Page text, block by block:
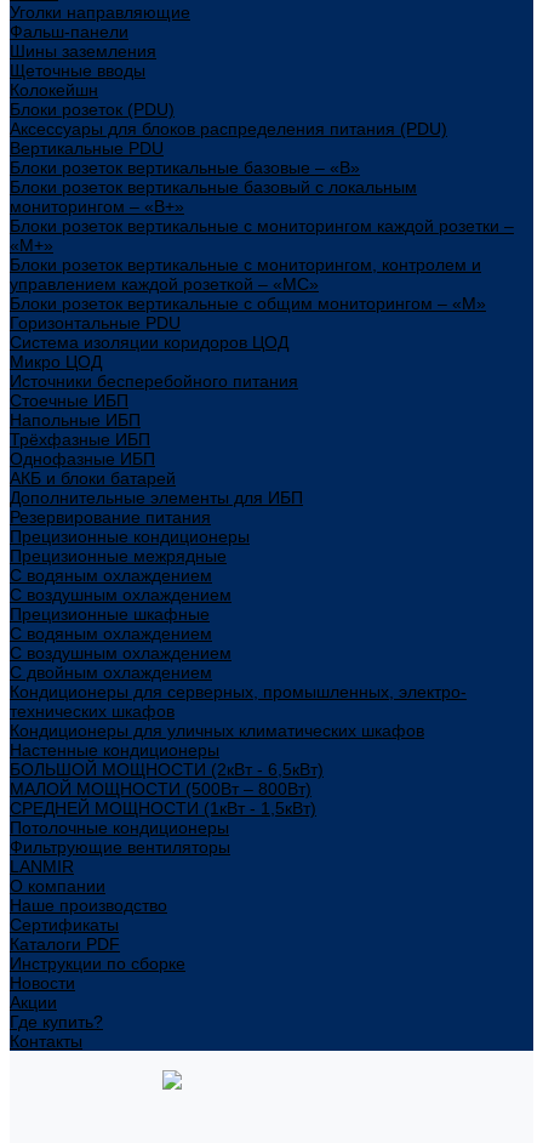
Уголки направляющие
Фальш-панели
Шины заземления
Щеточные вводы
Колокейшн
Блоки розеток (PDU)
Аксессуары для блоков распределения питания (PDU)
Вертикальные PDU
Блоки розеток вертикальные базовые – «В»
Блоки розеток вертикальные базовый с локальным
мониторингом – «В+»
Блоки розеток вертикальные с мониторингом каждой розетки –
«М+»
Блоки розеток вертикальные с мониторингом, контролем и
управлением каждой розеткой – «МС»
Блоки розеток вертикальные с общим мониторингом – «М»
Горизонтальные PDU
Система изоляции коридоров ЦОД
Микро ЦОД
Источники бесперебойного питания
Стоечные ИБП
Напольные ИБП
Трёхфазные ИБП
Однофазные ИБП
АКБ и блоки батарей
Дополнительные элементы для ИБП
Резервирование питания
Прецизионные кондиционеры
Прецизионные межрядные
С водяным охлаждением
С воздушным охлаждением
Прецизионные шкафные
С водяным охлаждением
С воздушным охлаждением
С двойным охлаждением
Кондиционеры для серверных, промышленных, электро-
технических шкафов
Кондиционеры для уличных климатических шкафов
Настенные кондиционеры
БОЛЬШОЙ МОЩНОСТИ (2кВт - 6,5кВт)
МАЛОЙ МОЩНОСТИ (500Вт – 800Вт)
СРЕДНЕЙ МОЩНОСТИ (1кВт - 1,5кВт)
Потолочные кондиционеры
Фильтрующие вентиляторы
LANMIR
О компании
Наше производство
Сертификаты
Каталоги PDF
Инструкции по сборке
Новости
Акции
Где купить?
Контакты